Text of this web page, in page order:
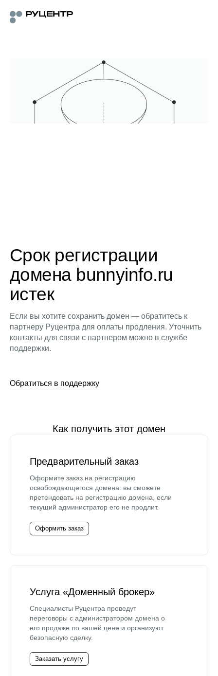
Срок регистрации
домена bunnyinfo.ru
истек
Если вы хотите сохранить домен — обратитесь к
партнеру Руцентра для оплаты продления. Уточнить
контакты для связи с партнером можно в службе
поддержки.
Обратиться в поддержку
Как получить этот домен
Предварительный заказ
Оформите заказ на регистрацию
освобождающегося домена: вы сможете
претендовать на регистрацию домена, если
текущий администратор его не продлит.
Оформить заказ
Услуга «Доменный брокер»
Специалисты Руцентра проведут
переговоры с администратором домена о
его продаже по вашей цене и организуют
безопасную сделку.
Заказать услугу